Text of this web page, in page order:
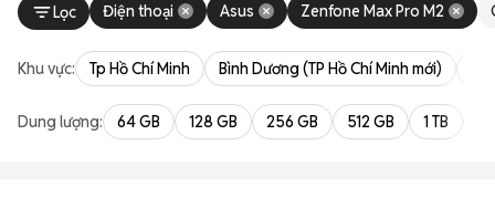
Lọc Điện thoại Asus Zenfone Max Pro M2
Khu vực: Tp Hồ Chí Minh Bình Dương (TP Hồ Chí Minh mới)
Dung lượng: 64 GB 128 GB 256 GB 512 GB 1 TB